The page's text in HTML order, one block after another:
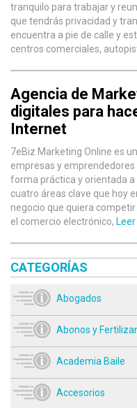
tranquilo para trabajar y
que tendrás privacidad y
encuentra a pie de calle y
centros comerciales,
Agencia de
digitales para
Internet
7eBiz Marketing Online es
empresas y
forma práctica y orientada
cuatro áreas clave que hoy
negocio que quiera
el comercio electrónico,
CATEGORÍAS
Abogados
Abonos y
Academia Baile
Accesorios